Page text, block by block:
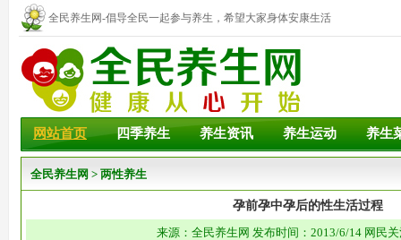
全民养生网-倡导全民一起参与养生，希望大家身体安康生活
幸福！
网站首页 四季养生 养生资讯 养生运动 养生
全民养生网 > 两性养生
孕前孕中孕后的性生活过程
来源：全民养生网 发布时间：2013/6/14 网民